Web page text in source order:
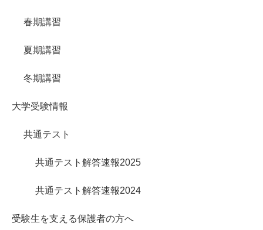
春期講習
夏期講習
冬期講習
大学受験情報
共通テスト
共通テスト解答速報2025
共通テスト解答速報2024
受験生を支える保護者の方へ